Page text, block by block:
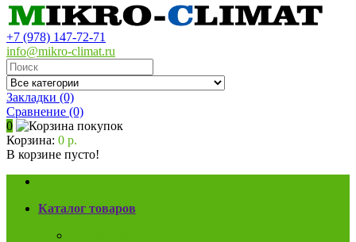
+7 (978) 147-72-71
info@mikro-climat.ru
Закладки (0)
Сравнение (0)
0
Корзина: 0 р.
В корзине пусто!
Каталог товаров